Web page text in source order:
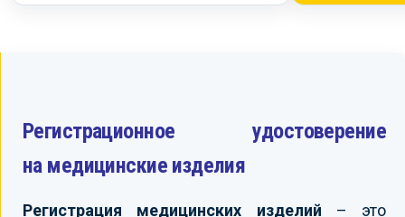
Регистрационное удостоверение
на медицинские изделия
Регистрация медицинских изделий – это